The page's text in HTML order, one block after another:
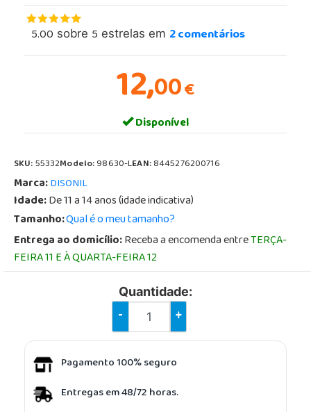
5.00 sobre 5 estrelas em 2comentários
12,00€
Disponível
SKU:55332Modelo:98630-LEAN:8445276200716
Marca:DISONIL
Idade:De 11 a 14 anos (idade indicativa)
Tamanho:Qual é o meu tamanho?
Entrega ao domicílio:Receba a encomenda entreTERÇA-
FEIRA 11 E À QUARTA-FEIRA 12
Quantidade:
- +
Pagamento 100% seguro
Entregas em 48/72 horas.